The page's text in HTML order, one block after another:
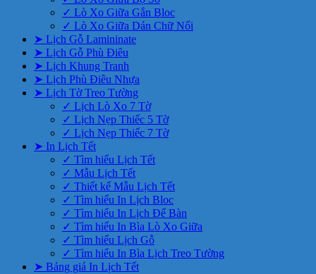
✓ Lò Xo Giữa Gắn Bloc
✓ Lò Xo Giữa Dán Chữ Nổi
➤ Lịch Gỗ Lamininate
➤ Lịch Gỗ Phù Điêu
➤ Lịch Khung Tranh
➤ Lịch Phù Điêu Nhựa
➤ Lịch Tờ Treo Tường
✓ Lịch Lò Xo 7 Tờ
✓ Lịch Nẹp Thiếc 5 Tờ
✓ Lịch Nẹp Thiếc 7 Tờ
➤ In Lịch Tết
✓ Tìm hiểu Lịch Tết
✓ Mẫu Lịch Tết
✓ Thiết kế Mẫu Lịch Tết
✓ Tìm hiểu In Lịch Bloc
✓ Tìm hiểu In Lịch Để Bàn
✓ Tìm hiểu In Bìa Lò Xo Giữa
✓ Tìm hiểu Lịch Gỗ
✓ Tìm hiểu In Bìa Lịch Treo Tường
➤ Bảng giá In Lịch Tết